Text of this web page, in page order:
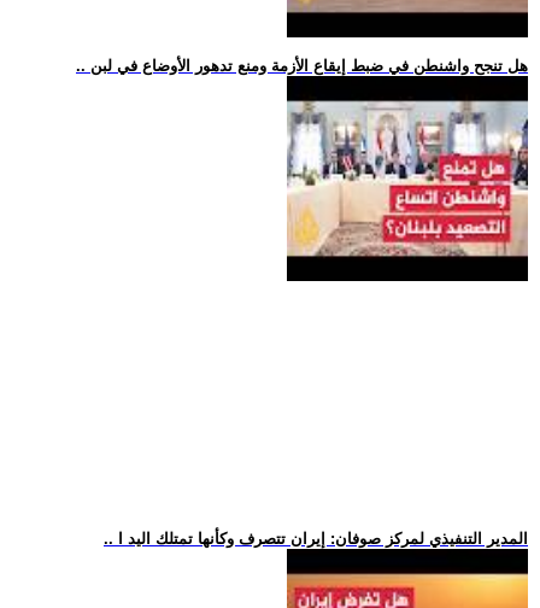
.. هل تنجح واشنطن في ضبط إيقاع الأزمة ومنع تدهور الأوضاع في لبن
.. المدير التنفيذي لمركز صوفان: إيران تتصرف وكأنها تمتلك اليد ا